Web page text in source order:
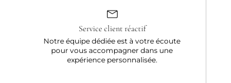
Service client réactif
Notre équipe dédiée est à votre écoute
pour vous accompagner dans une
expérience personnalisée.